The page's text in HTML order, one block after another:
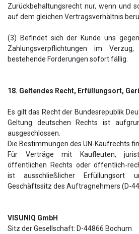
Zurückbehaltungsrecht nur, wenn und
auf dem gleichen Vertragsverhältnis
(3) Befindet sich der Kunde uns
Zahlungsverpflichtungen im
bestehende Forderungen sofort fällig.
18. Geltendes Recht, Erfüllungsort,
Es gilt das Recht der Bundesrepublik
Geltung deutschen Rechts ist
ausgeschlossen.
Die Bestimmungen des UN-Kaufrechts
Für Verträge mit Kaufleuten,
öffentlichen Rechts oder öffentlich-
ist ausschließlicher Erfüllungsort
Geschäftssitz des Auftragnehmers (D-
VISUNIQ GmbH
Sitz der Gesellschaft: D-44866 Bochum